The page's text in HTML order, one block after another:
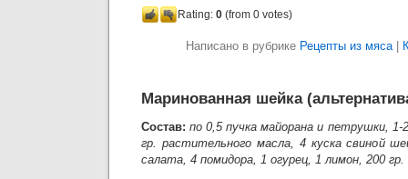
Rating: 0 (from 0 votes)
Написано в рубрике Рецепты из мяса|
Маринованная шейка
Состав:по 0,5 пучка майорана и петрушки, 1-
гр. растительного масла, 4 куска свиной
салата, 4 помидора, 1 огурец, 1 лимон, 200